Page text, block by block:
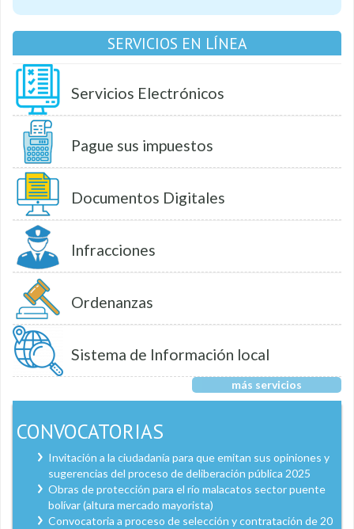
SERVICIOS EN LÍNEA
Servicios Electrónicos
Pague sus impuestos
Documentos Digitales
Infracciones
Ordenanzas
Sistema de Información local
más servicios
CONVOCATORIAS
Invitación a la ciudadanía para que emitan sus opiniones y
sugerencias del proceso de deliberación pública 2025
Obras de protección para el río malacatos sector puente
bolívar (altura mercado mayorista)
Convocatoria a proceso de selección y contratación de 20